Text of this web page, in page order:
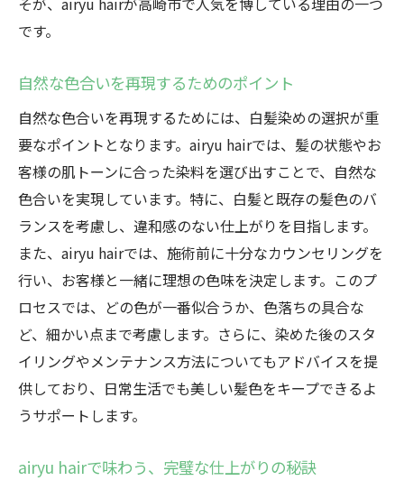
です。
自然な色合いを再現するためのポイント
自然な色合いを再現するためには、白髪染めの選択が重
要なポイントとなります。airyu hairでは、髪の状態やお
客様の肌トーンに合った染料を選び出すことで、自然な
色合いを実現しています。特に、白髪と既存の髪色のバ
ランスを考慮し、違和感のない仕上がりを目指します。
また、airyu hairでは、施術前に十分なカウンセリングを
行い、お客様と一緒に理想の色味を決定します。このプ
ロセスでは、どの色が一番似合うか、色落ちの具合な
ど、細かい点まで考慮します。さらに、染めた後のスタ
イリングやメンテナンス方法についてもアドバイスを提
供しており、日常生活でも美しい髪色をキープできるよ
うサポートします。
airyu hairで味わう、完璧な仕上がりの秘訣